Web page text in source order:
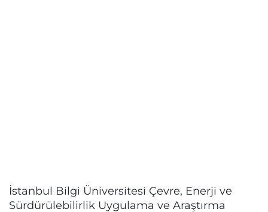
İstanbul Bilgi Üniversitesi Çevre, Enerji ve
Sürdürülebilirlik Uygulama ve Araştırma